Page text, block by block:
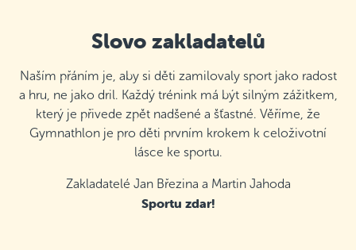
Slovo zakladatelů
Naším přáním je, aby si děti zamilovaly sport jako radost
a hru, ne jako dril. Každý trénink má být silným zážitkem,
který je přivede zpět nadšené a šťastné. Věříme, že
Gymnathlon je pro děti prvním krokem k celoživotní
lásce ke sportu.
Zakladatelé Jan Březina a Martin Jahoda
Sportu zdar!